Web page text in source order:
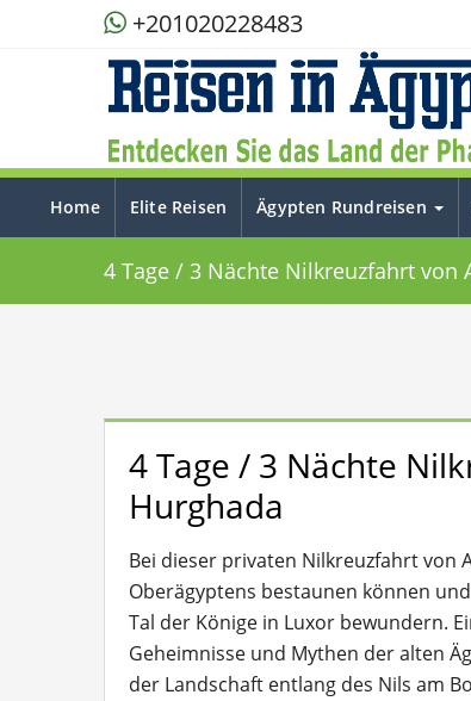
+201020228483
Home Elite Reisen Ägypten Rundreisen
4 Tage / 3 Nächte Nilkreuzfahrt von
4 Tage / 3 Nächte
Hurghada
Bei dieser privaten Nilkreuzfahrt von
Oberägyptens bestaunen können
Tal der Könige in Luxor bewundern.
Geheimnisse und Mythen der alten
der Landschaft entlang des Nils am